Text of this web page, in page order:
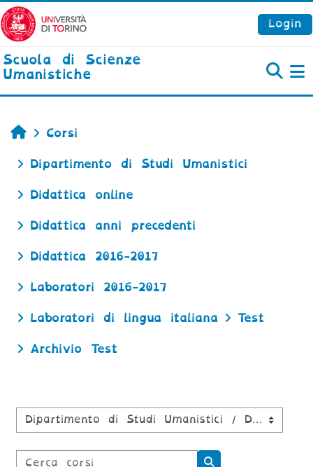
Vai al contenuto principale
Login
Scuola di Scienze
Umanistiche
Home
Corsi
Dipartimento di Studi Umanistici
Didattica online
Didattica anni precedenti
Didattica 2016-2017
Laboratori 2016-2017
Laboratori di lingua italiana Test
Archivio Test
Categorie di corso
Cerca corsi